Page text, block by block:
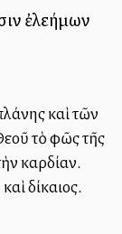
ἐλεήμων
καὶ τῶν
τὸ φῶς τῆς
καρδίαν.
δίκαιος.